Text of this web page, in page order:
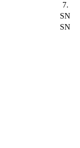
7.
SN
SN